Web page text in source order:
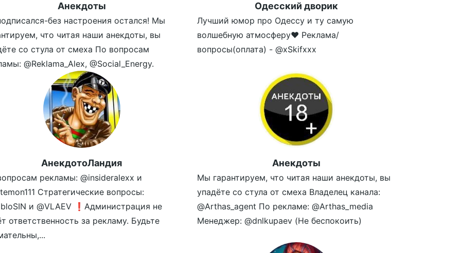
Анекдоты
без настроения остался! Мы
что читая наши анекдоты, вы
со стула от смеха По вопросам
@Reklama_Alex, @Social_Energy.
Одесский дворик
Лучший юмор про Одессу и ту самую
волшебную атмосферу❤ Реклама/
вопросы(оплата) - @xSkifxxx
АнекдотоЛандия
рекламы: @insideralexx и
Стратегические вопросы:
и @VLAEV ❗️Администрация не
ответственность за рекламу. Будьте
Анекдоты
Мы гарантируем, что читая наши анекдоты, вы
упадёте со стула от смеха Владелец канала:
@Arthas_agent По рекламе: @Arthas_media
Менеджер: @dnlkupaev (Не беспокоить)